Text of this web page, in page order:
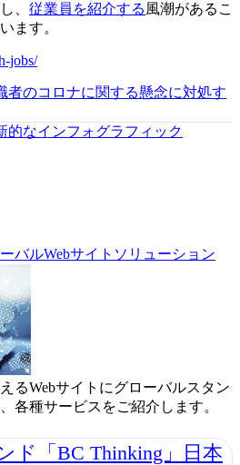
、 従業員を紹介する風潮があるこ
ます。
jobs/
者のコロナに関する懸念に対処す
的なインフォグラフィック
バルWebサイトソリューション
るWebサイトにグローバルスタン
各種サービスをご紹介します。
ド「BC Thinking」日本